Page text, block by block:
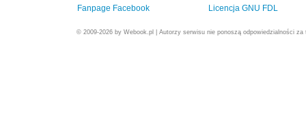
Fanpage Facebook
Licencja GNU FDL
© 2009-2026 by Webook.pl | Autorzy serwisu nie ponoszą odpowiedzialności